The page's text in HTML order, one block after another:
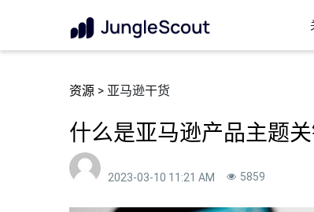
资源 > 亚马逊干货
什么是亚马逊产品主题关
2023-03-10 11:21 AM 5859